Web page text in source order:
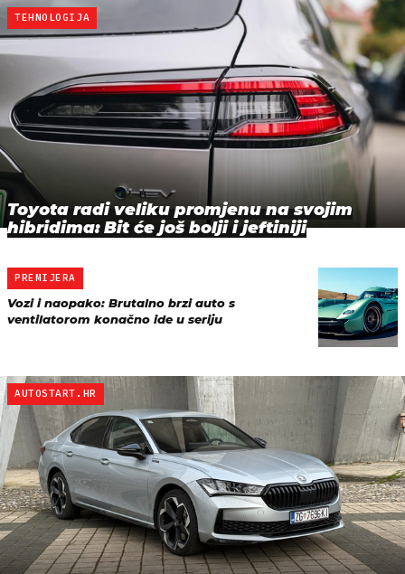
TEHNOLOGIJA
Toyota radi veliku promjenu na svojim
hibridima: Bit će još bolji i jeftiniji
PREMIJERA
Vozi i naopako: Brutalno brzi auto s
ventilatorom konačno ide u seriju
AUTOSTART.HR